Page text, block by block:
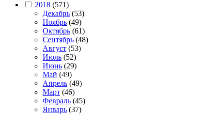
2018 (571)
Декабрь (53)
Ноябрь (49)
Октябрь (61)
Сентябрь (48)
Август (53)
Июль (52)
Июнь (29)
Май (49)
Апрель (49)
Март (46)
Февраль (45)
Январь (37)